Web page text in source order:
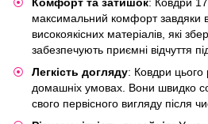
максимальний комфорт завдяки
високоякісних матеріалів, які
забезпечують приємні відчуття
Легкість догляду: Ковдри цього
домашніх умовах. Вони швидко
свого первісного вигляду після